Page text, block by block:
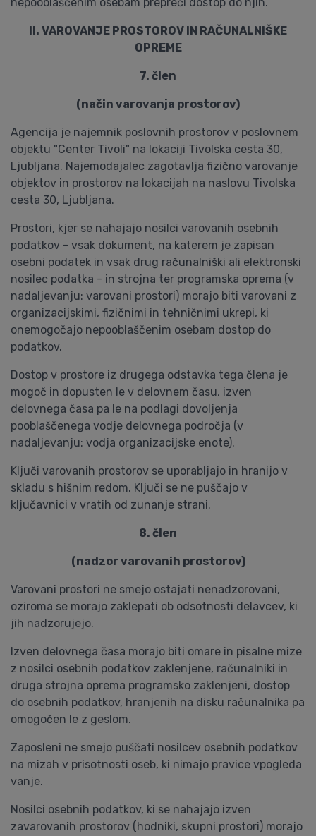
II. VAROVANJE PROSTOROV IN RAČUNALNIŠKE
OPREME
7. člen
(način varovanja prostorov)
Agencija je najemnik poslovnih prostorov v poslovnem
objektu "Center Tivoli" na lokaciji Tivolska cesta 30,
Ljubljana. Najemodajalec zagotavlja fizično varovanje
objektov in prostorov na lokacijah na naslovu Tivolska
cesta 30, Ljubljana.
Prostori, kjer se nahajajo nosilci varovanih osebnih
podatkov - vsak dokument, na katerem je zapisan
osebni podatek in vsak drug računalniški ali elektronski
nosilec podatka - in strojna ter programska oprema (v
nadaljevanju: varovani prostori) morajo biti varovani z
organizacijskimi, fizičnimi in tehničnimi ukrepi, ki
onemogočajo nepooblaščenim osebam dostop do
podatkov.
Dostop v prostore iz drugega odstavka tega člena je
mogoč in dopusten le v delovnem času, izven
delovnega časa pa le na podlagi dovoljenja
pooblaščenega vodje delovnega področja (v
nadaljevanju: vodja organizacijske enote).
Ključi varovanih prostorov se uporabljajo in hranijo v
skladu s hišnim redom. Ključi se ne puščajo v
ključavnici v vratih od zunanje strani.
8. člen
(nadzor varovanih prostorov)
Varovani prostori ne smejo ostajati nenadzorovani,
oziroma se morajo zaklepati ob odsotnosti delavcev, ki
jih nadzorujejo.
Izven delovnega časa morajo biti omare in pisalne mize
z nosilci osebnih podatkov zaklenjene, računalniki in
druga strojna oprema programsko zaklenjeni, dostop
do osebnih podatkov, hranjenih na disku računalnika pa
omogočen le z geslom.
Zaposleni ne smejo puščati nosilcev osebnih podatkov
na mizah v prisotnosti oseb, ki nimajo pravice vpogleda
vanje.
Nosilci osebnih podatkov, ki se nahajajo izven
zavarovanih prostorov (hodniki, skupni prostori) morajo